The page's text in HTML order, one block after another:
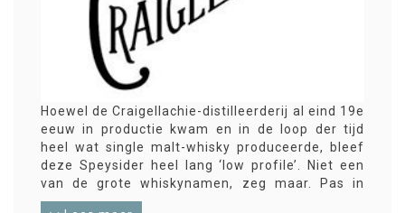
Hoewel de Craigellachie-distilleerderij al eind 19e
eeuw in productie kwam en in de loop der tijd
heel wat single malt-whisky produceerde, bleef
deze Speysider heel lang ‘low profile’. Niet een
van de grote whiskynamen, zeg maar. Pas in
2004 kwam Craigellachie uit met de eerste eigen